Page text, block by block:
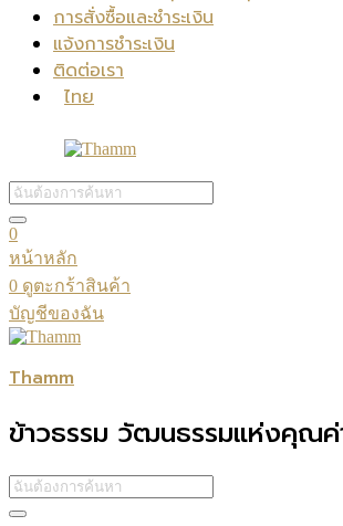
การสั่งซื้อและชำระเงิน
แจ้งการชำระเงิน
ติดต่อเรา
ไทย
0
หน้าหลัก
0 ดูตะกร้าสินค้า
บัญชีของฉัน
Thamm
ข้าวธรรม วัฒนธรรมแห่งคุณค่